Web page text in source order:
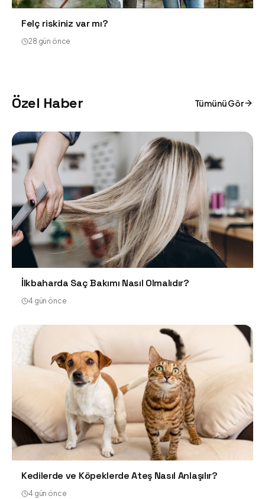
Felç riskiniz var mı?
28 gün önce
Özel Haber Tümünü Gör
İlkbaharda Saç Bakımı Nasıl Olmalıdır?
4 gün önce
Kedilerde ve Köpeklerde Ateş Nasıl Anlaşılır?
4 gün önce